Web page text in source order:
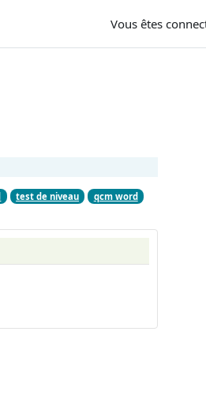
Vous êtes
test de niveau
qcm word